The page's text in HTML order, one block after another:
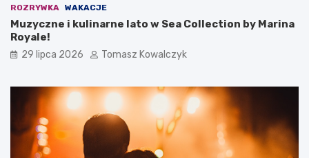
ROZRYWKA WAKACJE
Muzyczne i kulinarne lato w Sea Collection by Marina
Royale!
29 lipca 2026 Tomasz Kowalczyk